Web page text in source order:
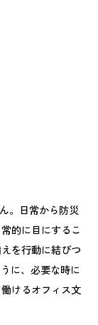
。日常から防災
的に目にするこ
を行動に結びつ
に、必要な時に
けるオフィス文